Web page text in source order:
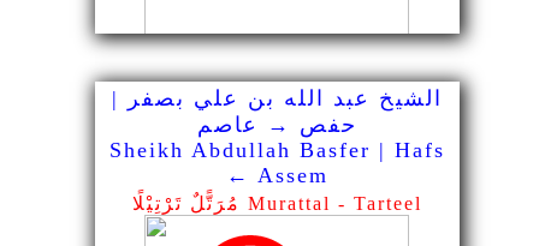
الشيخ عبد الله بن علي بصفر |
حفص → عاصم
Sheikh Abdullah Basfer | Hafs
← Assem
مُرَتًّلٌ تَرْتِيْلًا Murattal - Tarteel